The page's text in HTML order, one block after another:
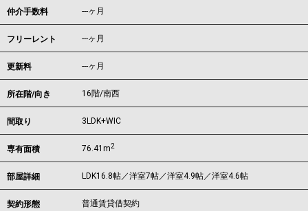
仲介手数料 ---ヶ月
フリーレント ---ヶ月
更新料 ---ヶ月
所在階/向き 16階/南西
間取り 3LDK+WIC
専有面積 76.41m2
部屋詳細 LDK16.8帖／洋室7帖／洋室4.9帖／洋室4.6帖
契約形態 普通賃貸借契約